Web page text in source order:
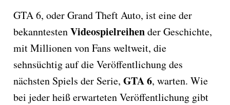
GTA 6, oder Grand Theft Auto, ist eine der
bekanntestenVideospielreihender Geschichte,
mit Millionen von Fans weltweit, die
sehnsüchtig auf die Veröffentlichung des
nächsten Spiels der Serie, GTA 6, warten. Wie
bei jeder heiß erwarteten Veröffentlichung gibt